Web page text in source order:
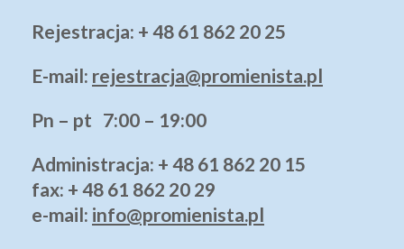
Rejestracja: + 48 61 862 20 25
E-mail: rejestracja@promienista.pl
Pn – pt 7:00 – 19:00
Administracja: + 48 61 862 20 15
fax: + 48 61 862 20 29
e-mail: info@promienista.pl